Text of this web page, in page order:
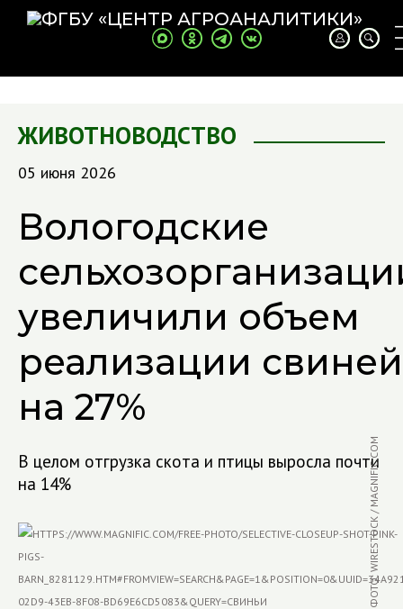
ЖИВОТНОВОДСТВО
05 июня 2026
Вологодские
увеличили объем
реализации свиней
на 27%
В целом отгрузка скота и птицы выросла почти
на 14%
ФОТО: WIRESTOCK / MAGNIFIC.COM